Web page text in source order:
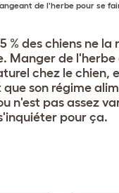
de l'herbe pour se
% des chiens ne
Manger de l'herbe
chez le chien,
son régime
n'est pas assez
pour ça.